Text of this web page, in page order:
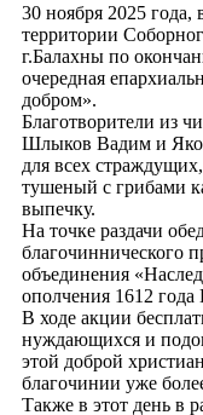
30 ноября 2025 года,
территории
г.Балахны по
очередная
добром».
Благотворители из
Шлыков Вадим и
для всех
тушеный с грибами
выпечку.
На точке раздачи
благочиннического
объединения
ополчения 1612
В ходе акции
нуждающихся и
этой доброй
благочинии уже
Также в этот день в